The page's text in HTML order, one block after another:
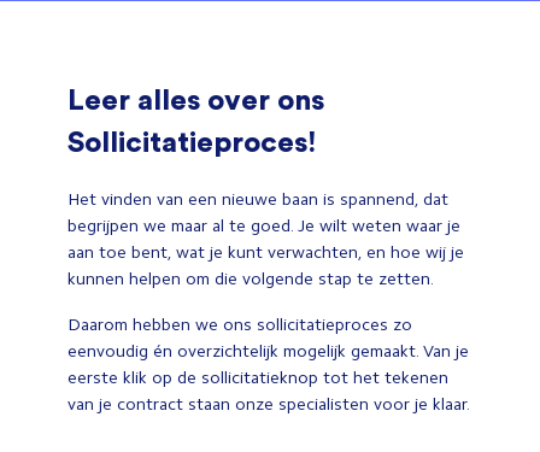
Leer alles over ons
Sollicitatieproces!
Het vinden van een nieuwe baan is spannend, dat
begrijpen we maar al te goed. Je wilt weten waar je
aan toe bent, wat je kunt verwachten, en hoe wij je
kunnen helpen om die volgende stap te zetten.
Daarom hebben we ons sollicitatieproces zo
eenvoudig én overzichtelijk mogelijk gemaakt. Van je
eerste klik op de sollicitatieknop tot het tekenen
van je contract staan onze specialisten voor je klaar.